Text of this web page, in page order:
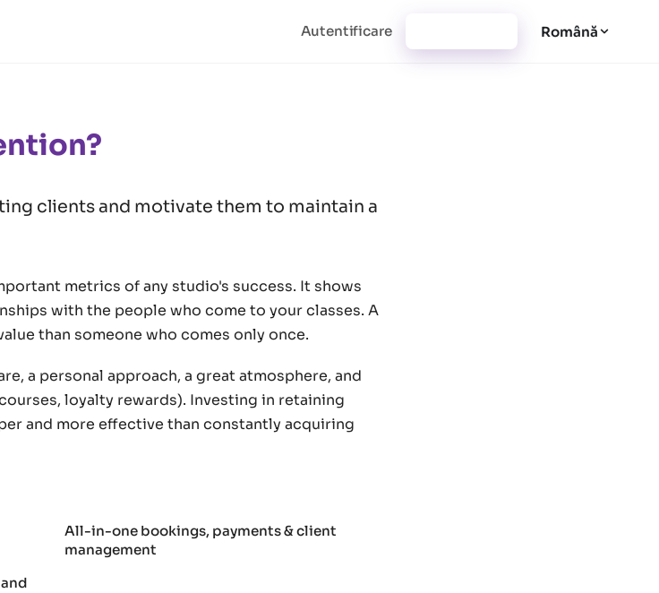
Autentificare Română
clients and motivate them to maintain a
metrics of any studio's success. It shows
with the people who come to your classes. A
than someone who comes only once.
a personal approach, a great atmosphere, and
loyalty rewards). Investing in retaining
and more effective than constantly acquiring
All-in-one bookings, payments & client
management